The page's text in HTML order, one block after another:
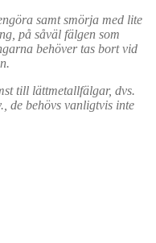
samt smörja med lite
på såväl fälgen som
behöver tas bort vid
till lättmetallfälgar, dvs.
de behövs vanligtvis inte